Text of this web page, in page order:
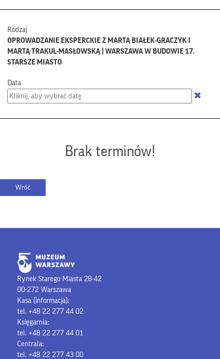
Rodzaj
OPROWADZANIE EKSPERCKIE Z MARTĄ BIAŁEK-GRACZYK I
MARTĄ TRAKUL-MASŁOWSKĄ | WARSZAWA W BUDOWIE 17.
STARSZE MIASTO
Data
Brak terminów!
Rynek Starego Miasta 28-42
00-272 Warszawa
Kasa (informacja):
tel. +48 22 277 44 02
Księgarnia:
tel. +48 22 277 44 01
Centrala:
tel. +48 22 277 43 00